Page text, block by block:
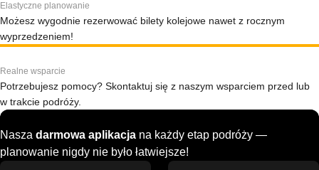
Elastyczne planowanie
Możesz wygodnie rezerwować bilety kolejowe nawet z rocznym
wyprzedzeniem!
Realne wsparcie
Potrzebujesz pomocy? Skontaktuj się z naszym wsparciem przed lub
w trakcie podróży.
Nasza darmowa aplikacja na każdy etap podróży —
planowanie nigdy nie było łatwiejsze!